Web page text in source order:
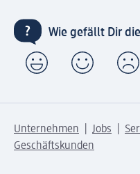
Wie gefällt Dir
Unternehmen Jobs
Geschäftskunden